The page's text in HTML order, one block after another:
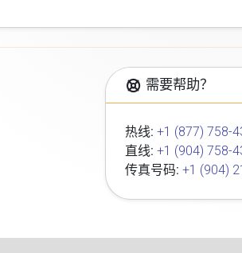
需要帮助？
热线: +1 (877) 758-
直线: +1 (904) 758-
传真号码: +1 (904)